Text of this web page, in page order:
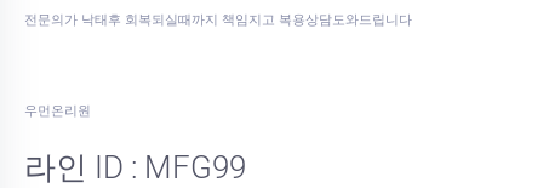
전문의가 낙태후 회복되실때까지 책임지고 복용상담도와드립니다
우먼온리원
라인 ID : MFG99